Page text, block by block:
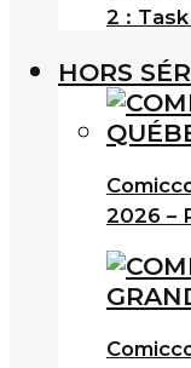
2 :
HORS
2026 –